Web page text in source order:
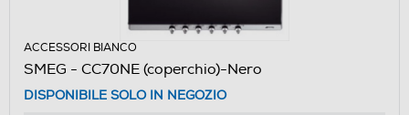
ACCESSORI BIANCO
SMEG - CC70NE (coperchio)-Nero
DISPONIBILE SOLO IN NEGOZIO